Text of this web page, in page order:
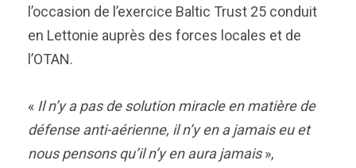
l’occasion de l’exercice Baltic Trust 25 conduit
en Lettonie auprès des forces locales et de
l’OTAN.
« Il n’y a pas de solution miracle en matière de
défense anti-aérienne, il n’y en a jamais eu et
nous pensons qu’il n’y en aura jamais»,